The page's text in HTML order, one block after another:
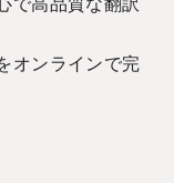
オンラインで完